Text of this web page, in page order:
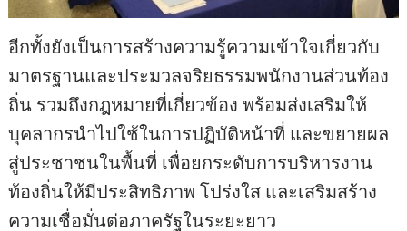
อีกทั้งยังเป็นการสร้างความรู้ความเข้าใจเกี่ยวกับ
มาตรฐานและประมวลจริยธรรมพนักงานส่วนท้อง
ถิ่น รวมถึงกฎหมายที่เกี่ยวข้อง พร้อมส่งเสริมให้
บุคลากรนำไปใช้ในการปฏิบัติหน้าที่ และขยายผล
สู่ประชาชนในพื้นที่ เพื่อยกระดับการบริหารงาน
ท้องถิ่นให้มีประสิทธิภาพ โปร่งใส และเสริมสร้าง
ความเชื่อมั่นต่อภาครัฐในระยะยาว